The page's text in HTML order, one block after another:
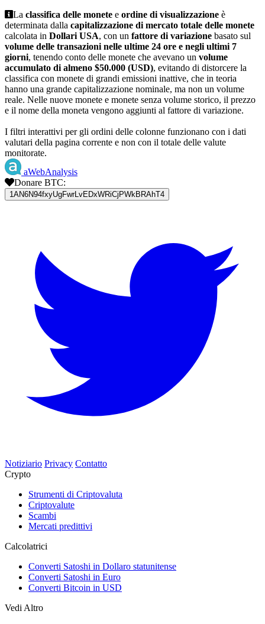
La classifica delle monete e ordine di visualizzazione è
determinata dalla capitalizzazione di mercato totale delle monete
calcolata in Dollari USA, con un fattore di variazione basato sul
volume delle transazioni nelle ultime 24 ore e negli ultimi 7
giorni, tenendo conto delle monete che avevano un volume
accumulato di almeno $50.000 (USD), evitando di distorcere la
classifica con monete di grandi emissioni inattive, che in teoria
hanno una grande capitalizzazione nominale, ma non un volume
reale. Nelle nuove monete e monete senza volume storico, il prezzo
e il nome della moneta vengono aggiunti al fattore di variazione.
I filtri interattivi per gli ordini delle colonne funzionano con i dati
valutari della pagina corrente e non con il totale delle valute
monitorate.
aWebAnalysis
Donare BTC:
1AN6N94fxyUgFwrLvEDxWRiCjPWkBRAhT4
Notiziario Privacy Contatto
Crypto
Strumenti di Criptovaluta
Criptovalute
Scambi
Mercati predittivi
Calcolatrici
Converti Satoshi in Dollaro statunitense
Converti Satoshi in Euro
Converti Bitcoin in USD
Vedi Altro